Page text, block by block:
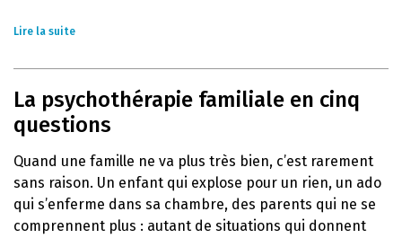
Lire la suite
La psychothérapie familiale en cinq
questions
Quand une famille ne va plus très bien, c’est rarement
sans raison. Un enfant qui explose pour un rien, un ado
qui s’enferme dans sa chambre, des parents qui ne se
comprennent plus : autant de situations qui donnent